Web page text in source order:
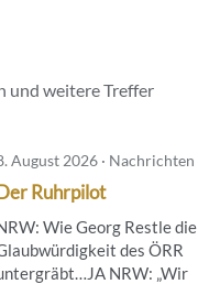
und weitere Treffer
August 2026 · Nachrichten
Ruhrpilot
Wie Georg Restle die
des ÖRR
NRW: „Wir